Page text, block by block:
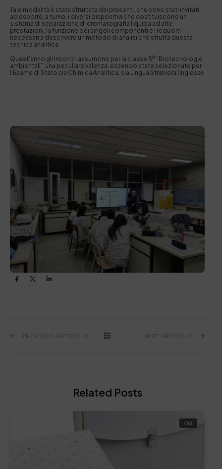
Tale modalità è stata sfruttata dai presenti, che sono stati invitati
ad esporre, a turno, i diversi dispositivi che costituiscono un
sistema di separazione di cromatografia liquida ad alte
prestazioni, la funzione dei singoli componenti e i requisiti
necessari a descrivere un metodo di analisi che sfrutta questa
tecnica analitica.
Quest’anno gli incontri assumono per la classe 5a “Biotecnologie
ambientali” una peculiare valenza, essendo state selezionate per
l’Esame di Stato sia Chimica Analitica, sia Lingua Straniera (Inglese).
PREVIOUS ARTICOLO NEXT ARTICOLO
Related Posts
Old